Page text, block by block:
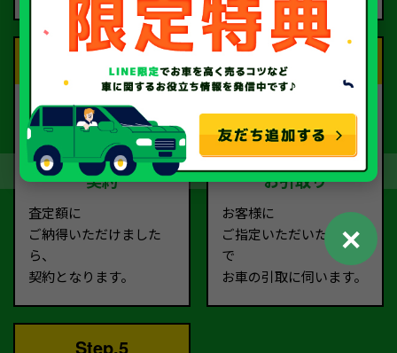
Step.3
契約
査定額に
ご納得いただけました
ら、
契約となります。
Step.4
お引取り
お客様に
ご指定いただいた場所ま
で
お車の引取に伺います。
Step.5
✕